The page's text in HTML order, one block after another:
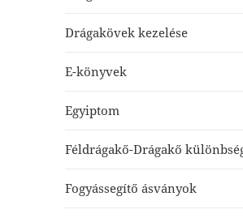
Drágakövek kezelése
E-könyvek
Egyiptom
Féldrágakő-Drágakő
Fogyássegítő ásványok